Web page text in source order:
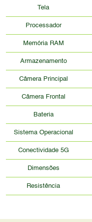
Tela
Processador
Memória RAM
Armazenamento
Câmera Principal
Câmera Frontal
Bateria
Sistema Operacional
Conectividade 5G
Dimensões
Resistência